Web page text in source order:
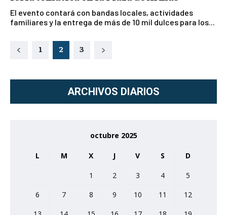
El evento contará con bandas locales, actividades
familiares y la entrega de más de 10 mil dulces para los...
1 2 3
ARCHIVOS DIARIOS
octubre 2025
L M X J V S D
1 2 3 4
5
6
7 8 9 10 11
12